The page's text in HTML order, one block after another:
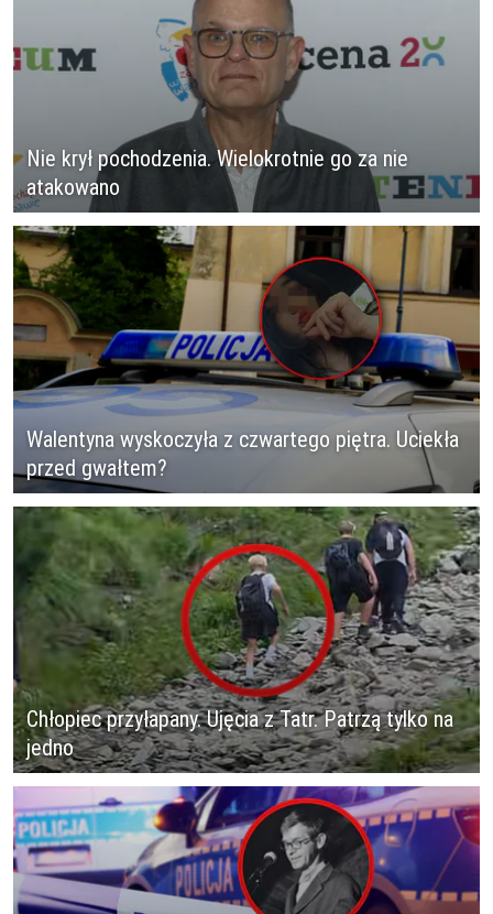
Nie krył pochodzenia. Wielokrotnie go za nie
atakowano
Walentyna wyskoczyła z czwartego piętra. Uciekła
przed gwałtem?
Chłopiec przyłapany. Ujęcia z Tatr. Patrzą tylko na
jedno